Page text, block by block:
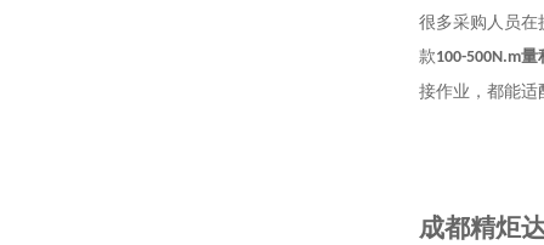
很多采购人员在
款100-500N.m量
接作业，都能适
成都精炬